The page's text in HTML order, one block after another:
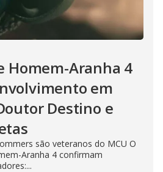
Homem-Aranha 4
em
Destino e
são veteranos do MCU O
Aranha 4 confirmam